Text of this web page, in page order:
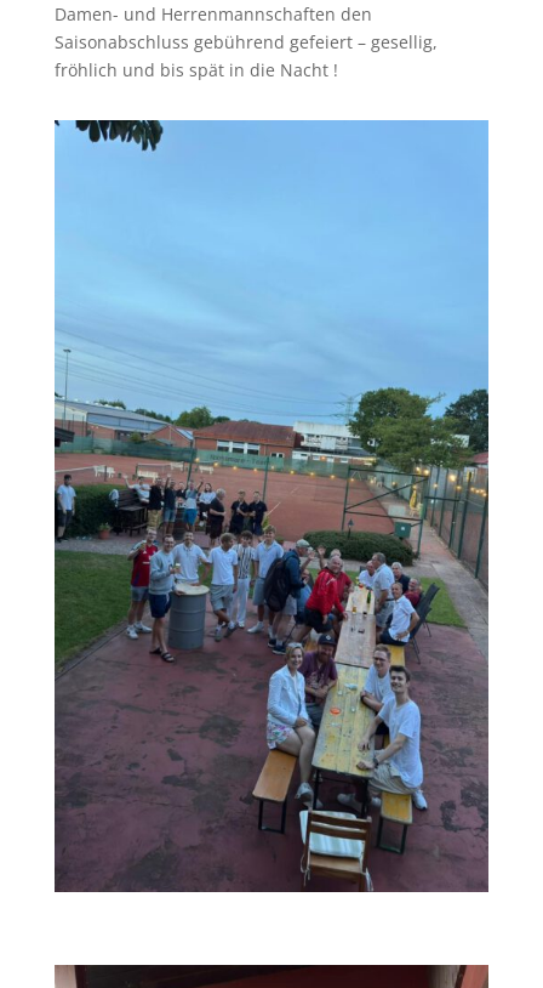
Damen- und Herrenmannschaften den
Saisonabschluss gebührend gefeiert – gesellig,
fröhlich und bis spät in die Nacht !